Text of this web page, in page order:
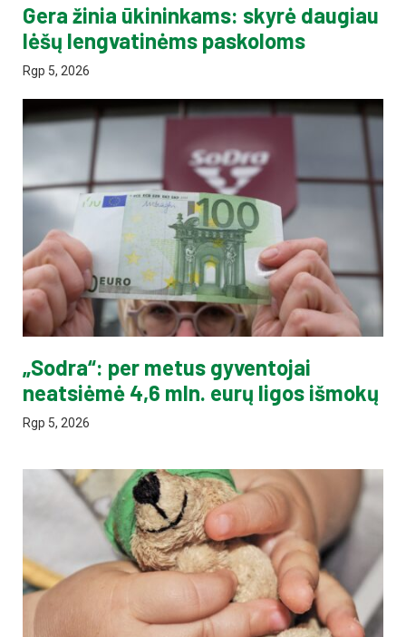
Gera žinia ūkininkams: skyrė daugiau
lėšų lengvatinėms paskoloms
Rgp 5, 2026
„Sodra“: per metus gyventojai
neatsiėmė 4,6 mln. eurų ligos išmokų
Rgp 5, 2026